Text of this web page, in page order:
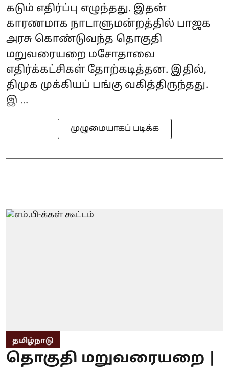
கடும் எதிர்ப்பு எழுந்தது. இதன்
காரணமாக நாடாளுமன்றத்தில் பாஜக
அரசு கொண்டுவந்த தொகுதி
மறுவரையறை மசோதாவை
எதிர்க்கட்சிகள் தோற்கடித்தன. இதில்,
திமுக முக்கியப் பங்கு வகித்திருந்தது.
இ ...
முழுமையாகப் படிக்க
தமிழ்நாடு
தொகுதி மறுவரையறை |